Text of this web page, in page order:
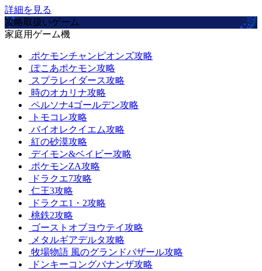
詳細を見る
攻略取扱いゲーム
家庭用ゲーム機
ポケモンチャンピオンズ攻略
ぽこあポケモン攻略
スプラレイダース攻略
時のオカリナ攻略
ペルソナ4ゴールデン攻略
トモコレ攻略
バイオレクイエム攻略
紅の砂漠攻略
デイモン&ベイビー攻略
ポケモンZA攻略
ドラクエ7攻略
仁王3攻略
ドラクエ1・2攻略
桃鉄2攻略
ゴーストオブヨウテイ攻略
メタルギアデルタ攻略
牧場物語 風のグランドバザール攻略
ドンキーコングバナンザ攻略